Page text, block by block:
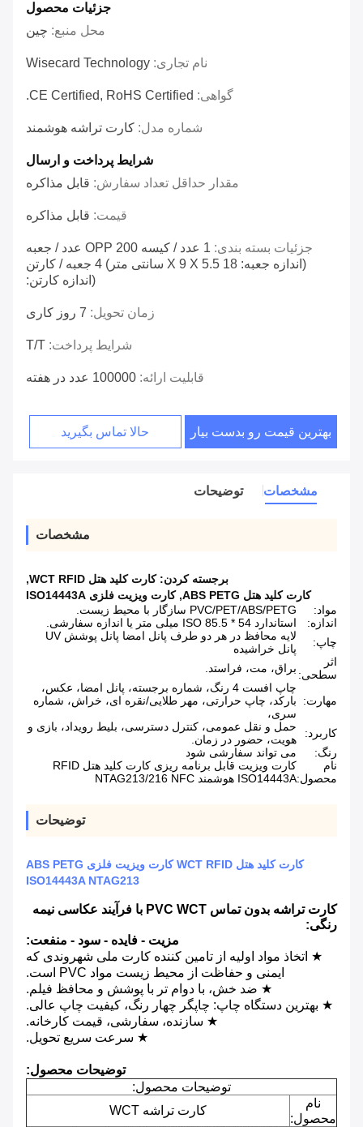
جزئیات محصول
محل منبع: چین
نام تجاری: Wisecard Technology
گواهی: CE Certified, RoHS Certified.
شماره مدل: کارت تراشه هوشمند
شرایط پرداخت و ارسال
مقدار حداقل تعداد سفارش: قابل مذاکره
قیمت: قابل مذاکره
جزئیات بسته بندی:
1 عدد / کیسه OPP 200 عدد / جعبه
(اندازه جعبه: 18 X 9 X 5.5 سانتی متر) 4 جعبه / کارتن
(اندازه کارتن:
زمان تحویل: 7 روز کاری
شرایط پرداخت: T/T
قابلیت ارائه: 100000 عدد در هفته
بهترین قیمت رو بدست بیار حالا تماس بگیرید
مشخصات توضیحات
مشخصات
برجسته کردن:کارت کلید هتل WCT RFID
,
کارت کلید هتل ABS PETG
,کارت ویزیت فلزی ISO14443A
مواد:
PVC/PET/ABS/PETG سازگار با محیط زیست.
اندازه:
استاندارد ISO 85.5 * 54 میلی متر یا اندازه سفارشی.
چاپ:
لایه محافظ در هر دو طرف پانل امضا پانل پوشش UV
پانل خراشیده
اثر
سطحی: براق، مت، فراستد.
مهارت:
چاپ افست 4 رنگ، شماره برجسته، پانل امضا، عکس،
بارکد، چاپ حرارتی، مهر طلایی/نقره ای، خراش، شماره
سری،
کاربرد:
حمل و نقل عمومی، کنترل دسترسی، بلیط رویداد، بازی و
هویت، حضور در زمان.
رنگ:
می تواند سفارشی شود
نام
محصول:
کارت ویزیت قابل برنامه ریزی کارت کلید هتل RFID
ISO14443A هوشمند NTAG213/216 NFC
توضیحات
کارت کلید هتل WCT RFID کارت ویزیت فلزی ABS PETG
ISO14443A NTAG213
کارت تراشه بدون تماس PVC WCT با فرآیند عکاسی نیمه
رنگی:
مزیت - فایده - سود - منفعت:
★ اتخاذ مواد اولیه از تامین کننده کارت ملی شهروندی که
ایمنی و حفاظت از محیط زیست مواد PVC است.
★ ضد خش، با دوام تر با پوشش و محافظ فیلم.
★ بهترین دستگاه چاپ: چاپگر چهار رنگ، کیفیت چاپ عالی.
★ سازنده، سفارشی، قیمت کارخانه.
★ سرعت سریع تحویل.
توضیحات محصول:
توضیحات محصول:
نام
محصول:
کارت تراشه WCT